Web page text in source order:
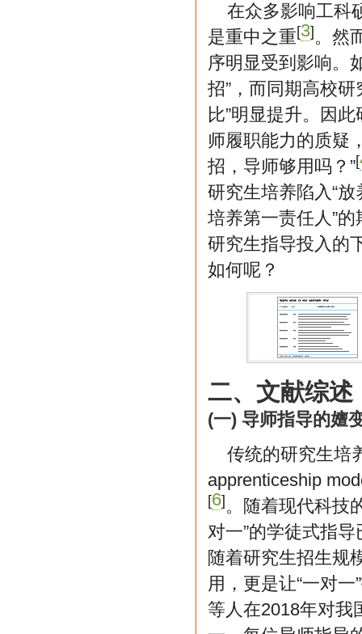
在众多影响工科
是重中之重[3]。然
序明显受到影响。
招”，而同期高校
比”明显提升。因
师履职能力的质疑
招，导师够用吗？”[
研究生培养陷入“放
培养第一责任人”
研究生指导投入的
如何呢？
二、文献综述
(一) 导师指导的嬗
传统的研究生培
apprenticeship
[6]。随着现代科技
对一”的学徒式指
随着研究生招生规
用，更是让“一对
等人在2018年对我